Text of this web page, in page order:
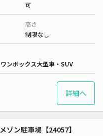
可
高さ
制限なし
ワンボックス大型車・SUV
詳細へ
ゾン駐車場【24057】